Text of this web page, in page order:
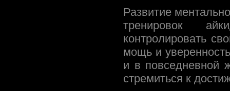
Развитие
тренировок
контролировать
мощь и
и в повседневной
стремиться к